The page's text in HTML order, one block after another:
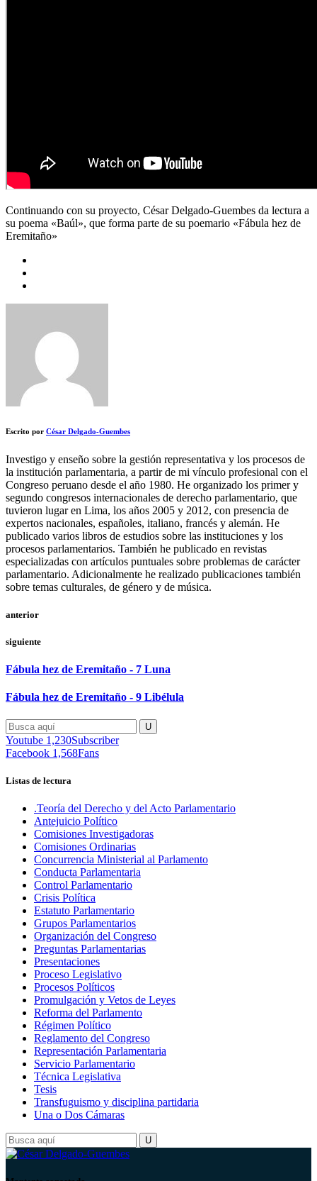
Continuando con su proyecto, César Delgado-Guembes da lectura a
su poema «Baúl», que forma parte de su poemario «Fábula hez de
Eremitaño»
Escrito por César Delgado-Guembes
Investigo y enseño sobre la gestión representativa y los procesos de
la institución parlamentaria, a partir de mi vínculo profesional con el
Congreso peruano desde el año 1980. He organizado los primer y
segundo congresos internacionales de derecho parlamentario, que
tuvieron lugar en Lima, los años 2005 y 2012, con presencia de
expertos nacionales, españoles, italiano, francés y alemán. He
publicado varios libros de estudios sobre las instituciones y los
procesos parlamentarios. También he publicado en revistas
especializadas con artículos puntuales sobre problemas de carácter
parlamentario. Adicionalmente he realizado publicaciones también
sobre temas culturales, de género y de música.
anterior
siguiente
Fábula hez de Eremitaño - 7 Luna
Fábula hez de Eremitaño - 9 Libélula
Youtube 1,230Subscriber
Facebook 1,568Fans
Listas de lectura
.Teoría del Derecho y del Acto Parlamentario
Antejuicio Político
Comisiones Investigadoras
Comisiones Ordinarias
Concurrencia Ministerial al Parlamento
Conducta Parlamentaria
Control Parlamentario
Crisis Política
Estatuto Parlamentario
Grupos Parlamentarios
Organización del Congreso
Preguntas Parlamentarias
Presentaciones
Proceso Legislativo
Procesos Políticos
Promulgación y Vetos de Leyes
Reforma del Parlamento
Régimen Político
Reglamento del Congreso
Representación Parlamentaria
Servicio Parlamentario
Técnica Legislativa
Tesis
Transfuguismo y disciplina partidaria
Una o Dos Cámaras